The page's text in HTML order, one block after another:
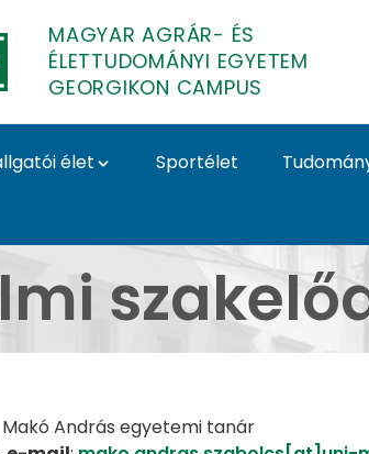
MAGYAR AGRÁR- ÉS
ÉLETTUDOMÁNYI EGYETEM
GEORGIKON CAMPUS
élet Sportélet
-
Makó András egyetemi tanár